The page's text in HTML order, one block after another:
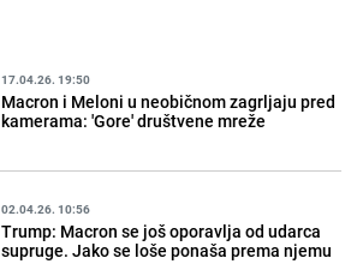
17.04.26. 19:50
Macron i Meloni u neobičnom zagrljaju pred
kamerama: 'Gore' društvene mreže
02.04.26. 10:56
Trump: Macron se još oporavlja od udarca
supruge. Jako se loše ponaša prema njemu